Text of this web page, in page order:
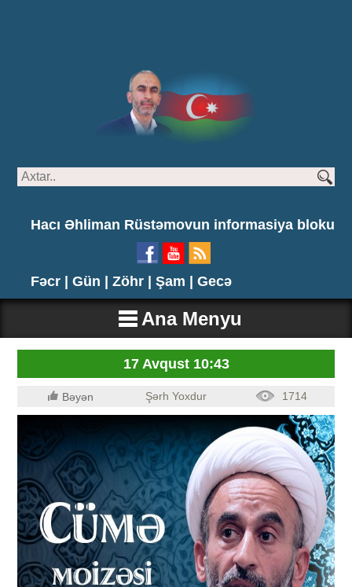
Hacı Əhliman Rüstəmovun informasiya bloku
Fəcr | Gün | Zöhr | Şam | Gecə
Ana Menyu
17 Avqust 10:43
Bəyən Şərh Yoxdur 1714